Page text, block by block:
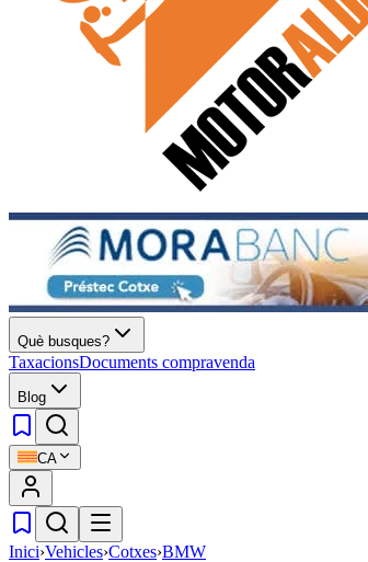
Què busques?
TaxacionsDocuments compravenda
Blog
CA
Inici›Vehicles›Cotxes›BMW